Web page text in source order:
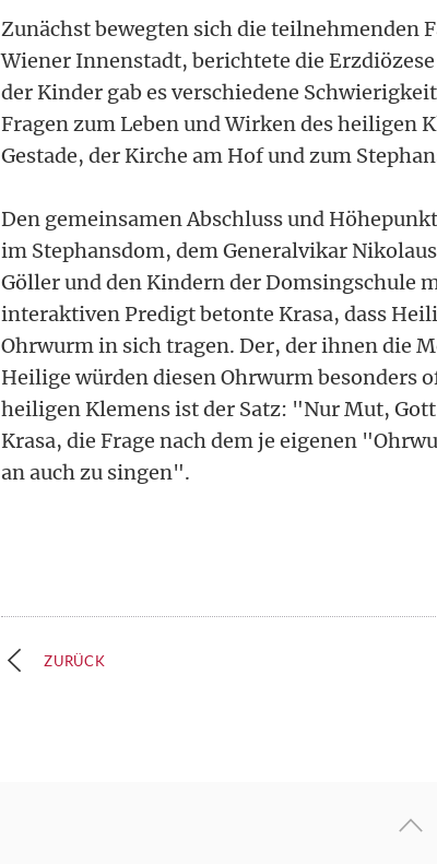
Zunächst bewegten sich die teilnehmenden
Wiener Innenstadt, berichtete die
der Kinder gab es verschiedene
Fragen zum Leben und Wirken des heiligen
Gestade, der Kirche am Hof und zum
Den gemeinsamen Abschluss und
im Stephansdom, dem Generalvikar
Göller und den Kindern der Domsingschule
interaktiven Predigt betonte Krasa, dass
Ohrwurm in sich tragen. Der, der ihnen die
Heilige würden diesen Ohrwurm besonders
heiligen Klemens ist der Satz: "Nur Mut,
Krasa, die Frage nach dem je eigenen
an auch zu singen".
ZURÜCK